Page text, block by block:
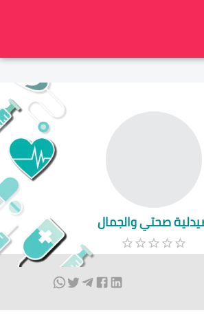
صحتي والجمال